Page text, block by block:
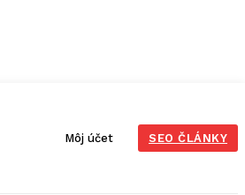
Môj účet SEO ČLÁNKY